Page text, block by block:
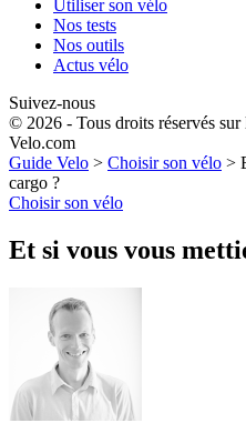
Utiliser son vélo
Nos tests
Nos outils
Actus vélo
Suivez-nous
© 2026 - Tous droits réservés
Velo.com
Guide Velo > Choisir son vélo >
cargo ?
Choisir son vélo
Et si vous vous